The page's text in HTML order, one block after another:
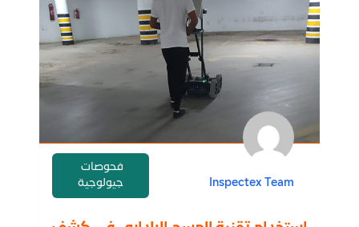
Inspectex Team
فحوصات
جيولوجية